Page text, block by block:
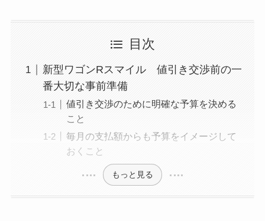
目次
新型ワゴンRスマイル 値引き交渉前の一
番大切な事前準備
値引き交渉のために明確な予算を決める
こと
毎月の支払額からも予算をイメージして
おくこと
もっと見る